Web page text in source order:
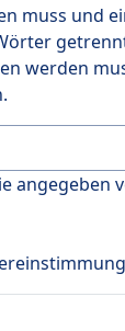
muss und
werden
angegeben